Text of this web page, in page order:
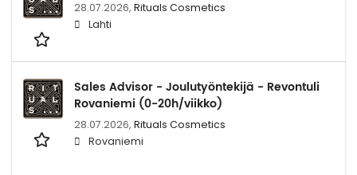
28.07.2026, Rituals Cosmetics
Lahti
Sales Advisor - Joulutyöntekijä - Revontuli
Rovaniemi (0-20h/viikko)
28.07.2026, Rituals Cosmetics
Rovaniemi